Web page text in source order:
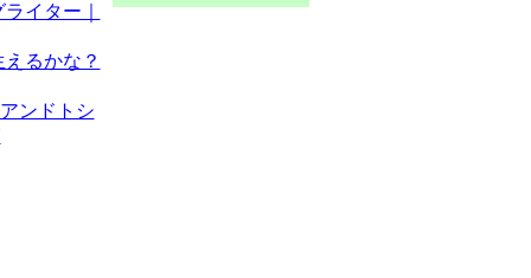
イター｜
るかな？
ンドトシ